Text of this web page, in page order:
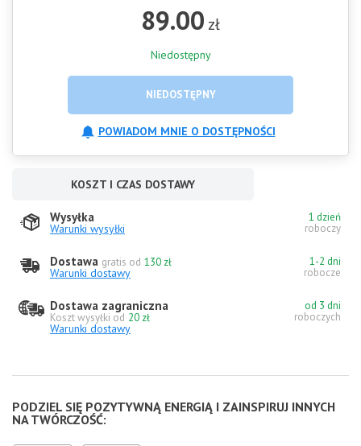
89.00 zł
Niedostępny
NIEDOSTĘPNY
POWIADOM MNIE O DOSTĘPNOŚCI
KOSZT I CZAS DOSTAWY
Wysyłka
Warunki wysyłki
1 dzień
roboczy
Dostawa gratis od 130 zł
Warunki dostawy
1-2 dni
robocze
Dostawa zagraniczna
Koszt wysyłki od 20 zł
Warunki dostawy
od 3 dni
roboczych
PODZIEL SIĘ POZYTYWNĄ ENERGIĄ I ZAINSPIRUJ INNYCH
NA TWÓRCZOŚĆ: